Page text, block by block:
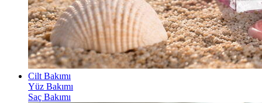
Cilt Bakımı
Yüz Bakımı
Saç Bakımı